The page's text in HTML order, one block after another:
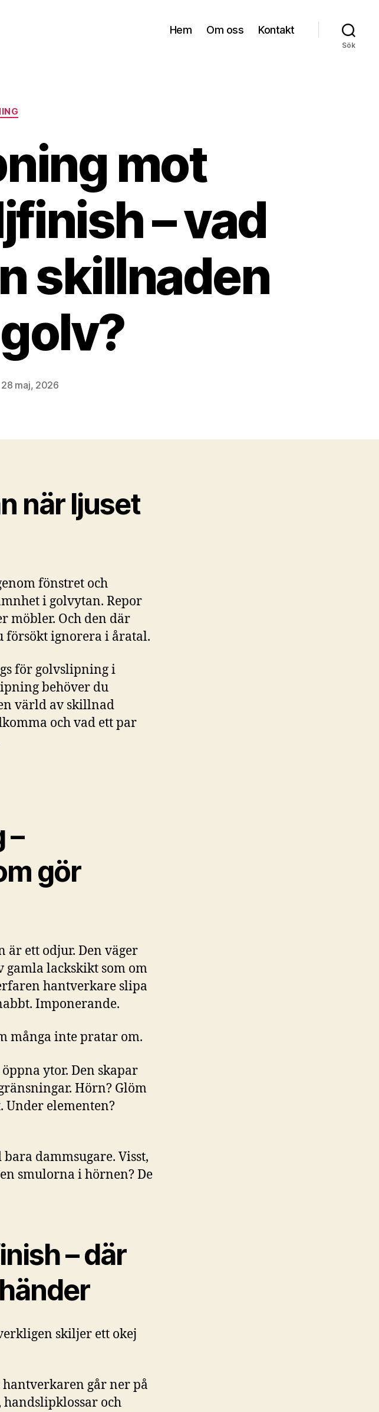
Hem Om oss Kontakt
Sök
mot
– vad
skillnaden
28 maj, 2026
när ljuset
fönstret och
i golvytan. Repor
möbler. Och den där
försökt ignorera i åratal.
för golvslipning i
behöver du
värld av skillnad
och vad ett par
–
gör
ett odjur. Den väger
lackskikt som om
hantverkare slipa
Imponerande.
många inte pratar om.
ytor. Den skapar
Hörn? Glöm
Under elementen?
dammsugare. Visst,
smulorna i hörnen? De
– där
skiljer ett okej
går ner på
och